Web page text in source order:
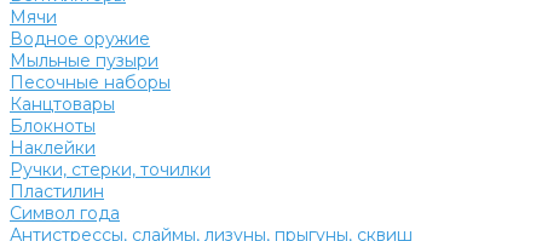
Мячи
Водное оружие
Мыльные пузыри
Песочные наборы
Канцтовары
Блокноты
Наклейки
Ручки, стерки, точилки
Пластилин
Символ года
Антистрессы, слаймы, лизуны, прыгуны, сквиш